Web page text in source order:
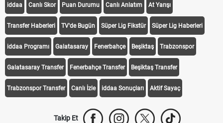
iddaa Canlı Skor Puan Durumu Canlı Anlatım At Yarışı
Transfer Haberleri TV'de Bugün Süper Lig Fikstür Süper Lig Haberleri
iddaa Programı Galatasaray Fenerbahçe Beşiktaş Trabzonspor
Galatasaray Transfer Fenerbahçe Transfer Beşiktaş Transfer
Trabzonspor Transfer Canlı İzle iddaa Sonuçları Aktif Sayaç
Takip Et